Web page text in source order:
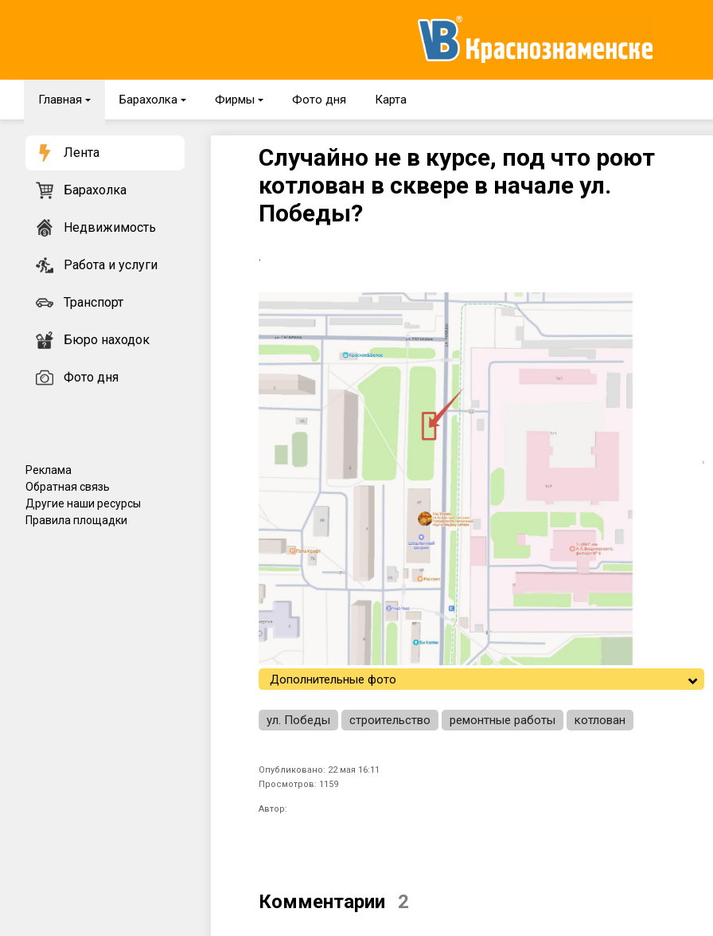
Главная { Барахолка { Фирмы { Фото дня Карта
Лента
Барахолка
Недвижимость
Работа и услуги
Транспорт
Бюро находок
Фото дня
Реклама
Обратная связь
Другие наши ресурсы
Правила площадки
Случайно не в курсе, под что роют
котлован в сквере в начале ул.
Победы?
.
Дополнительные фото
ул. Победы строительство ремонтные работы котлован
Опубликовано: 22 мая 16:11
Просмотров: 1159
Автор:
Комментарии 2